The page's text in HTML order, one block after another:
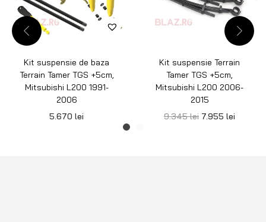
Kit suspensie de baza
Terrain Tamer TGS +5cm,
Mitsubishi L200 1991-
2006
5.670 lei
Kit suspensie Terrain
Tamer TGS +5cm,
Mitsubishi L200 2006-
2015
9.345lei 7.955 lei